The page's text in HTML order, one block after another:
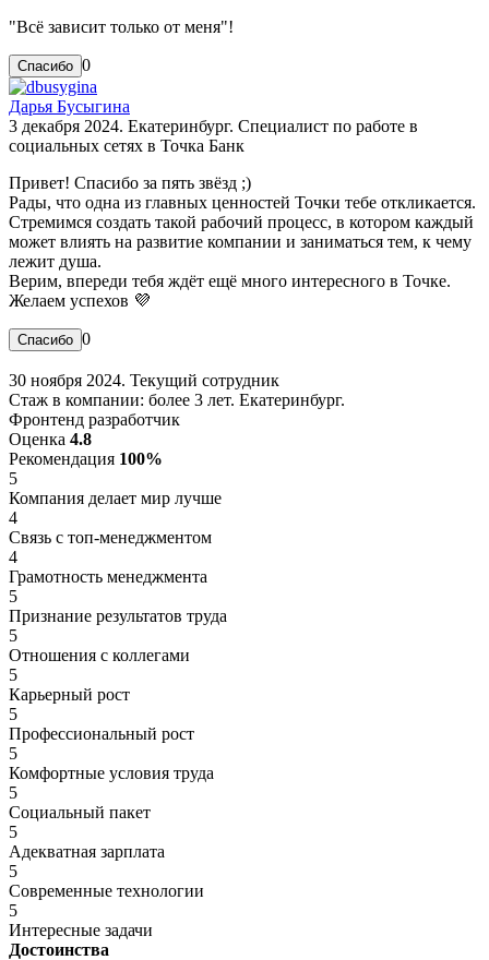
"Всё зависит только от меня"!
0
Дарья Бусыгина
3 декабря 2024. Екатеринбург. Специалист по работе в
социальных сетях в Точка Банк
Привет! Спасибо за пять звёзд ;)
Рады, что одна из главных ценностей Точки тебе откликается.
Стремимся создать такой рабочий процесс, в котором каждый
может влиять на развитие компании и заниматься тем, к чему
лежит душа.
Верим, впереди тебя ждёт ещё много интересного в Точке.
Желаем успехов 💜
0
30 ноября 2024. Текущий сотрудник
Стаж в компании: более 3 лет. Екатеринбург.
Фронтенд разработчик
Оценка 4.8
Рекомендация 100%
5
Компания делает мир лучше
4
Связь с топ-менеджментом
4
Грамотность менеджмента
5
Признание результатов труда
5
Отношения с коллегами
5
Карьерный рост
5
Профессиональный рост
5
Комфортные условия труда
5
Социальный пакет
5
Адекватная зарплата
5
Современные технологии
5
Интересные задачи
Достоинства